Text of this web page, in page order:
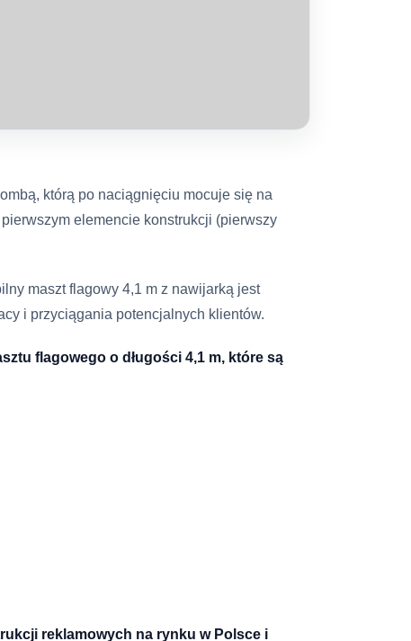
którą po naciągnięciu mocuje się na
elemencie konstrukcji (pierwszy
maszt flagowy 4,1 m z nawijarką jest
i przyciągania potencjalnych klientów.
flagowego o długości 4,1 m, które są
reklamowych na rynku w Polsce i